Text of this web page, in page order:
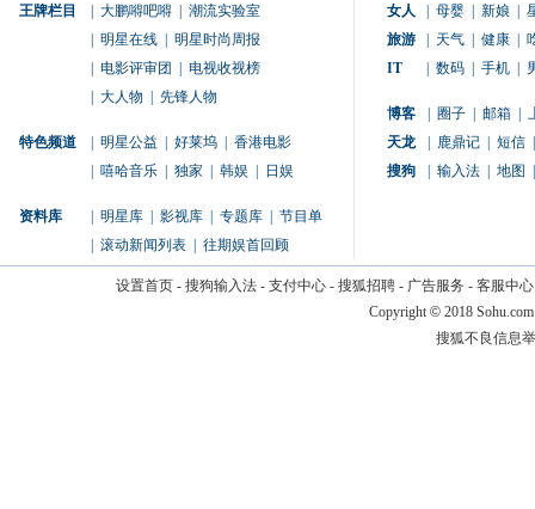
王牌栏目 大鹏嘚吧嘚
潮流实验室
明星在线
明星时尚周报
电影评审团
电视收视榜
大人物 先锋人物
特色频道 明星公益 好莱坞
香港电影
嘻哈音乐 独家 韩娱 日娱
资料库 明星库 影视库 专题库
节目单
滚动新闻列表 往期娱首回顾
女人 母婴 新娘
旅游
天气 健康
IT
数码 手机
博客 圈子 邮箱
天龙
鹿鼎记 短信
搜狗
输入法 地图
设置首页- 搜狗输入法- 支付中心- 搜狐招聘- 广告服务 - 客服中心
Copyright © 2018
搜狐不良信息